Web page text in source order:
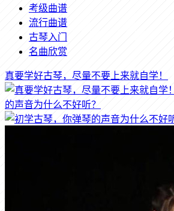
考级曲谱
流行曲谱
古琴入门
名曲欣赏
真要学好古琴，尽量不要上来就自学！
的声音为什么不好听？